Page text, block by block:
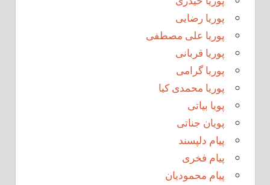
پوریا رضایی
پوریا علی مصطفی
پوریا قربانی
پوریا گرامی
پوریا محمدی کیا
پویا بیاتی
پویان جناتی
پیام دلپسند
پیام فخری
پیام محمودیان